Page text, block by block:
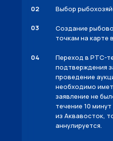
Выбор
Создание
точкам на карте
Переход в РТС-
подтверждения
проведение
необходимо
заявление не
течение 10
из Аквавосток,
аннулируется.
02
03
04